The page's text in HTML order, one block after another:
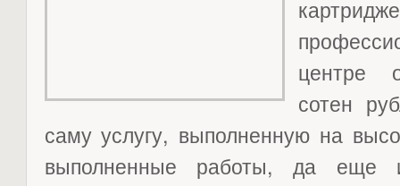
центре
сотен
саму услугу, выполненную на
выполненные работы, да еще